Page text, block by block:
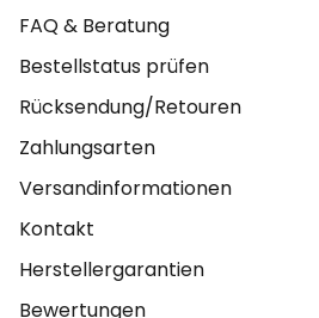
FAQ & Beratung
Bestellstatus prüfen
Rücksendung/Retouren
Zahlungsarten
Versandinformationen
Kontakt
Herstellergarantien
Bewertungen